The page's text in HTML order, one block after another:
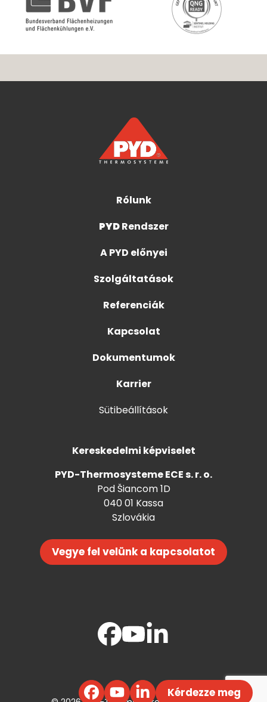
Kérdezze meg
Rólunk
PYDRendszer
A PYD előnyei
Szolgáltatások
Referenciák
Kapcsolat
Dokumentumok
Karrier
Sütibeállítások
Kereskedelmi képviselet
PYD-Thermosysteme ECE s. r. o.
Pod Šiancom 1D
040 01 Kassa
Szlovákia
Vegye fel velünk a kapcsolatot